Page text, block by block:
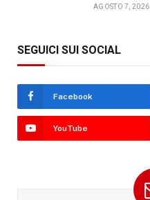
AGOSTO 7, 2026
SEGUICI SUI SOCIAL
Facebook
YouTube